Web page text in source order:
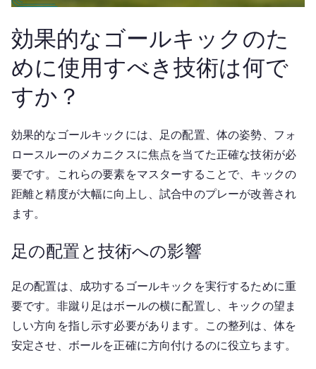
効果的なゴールキックのた
めに使用すべき技術は何で
すか？
効果的なゴールキックには、足の配置、体の姿勢、フォ
ロースルーのメカニクスに焦点を当てた正確な技術が必
要です。これらの要素をマスターすることで、キックの
距離と精度が大幅に向上し、試合中のプレーが改善され
ます。
足の配置と技術への影響
足の配置は、成功するゴールキックを実行するために重
要です。非蹴り足はボールの横に配置し、キックの望ま
しい方向を指し示す必要があります。この整列は、体を
安定させ、ボールを正確に方向付けるのに役立ちます。